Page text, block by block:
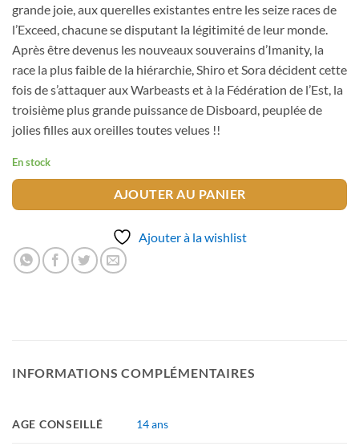
grande joie, aux querelles existantes entre les seize races de
l’Exceed, chacune se disputant la légitimité de leur monde.
Après être devenus les nouveaux souverains d’Imanity, la
race la plus faible de la hiérarchie, Shiro et Sora décident cette
fois de s’attaquer aux Warbeasts et à la Fédération de l’Est, la
troisième plus grande puissance de Disboard, peuplée de
jolies filles aux oreilles toutes velues !!
En stock
AJOUTER AU PANIER
Ajouter à la wishlist
INFORMATIONS COMPLÉMENTAIRES
AGE CONSEILLÉ 14 ans